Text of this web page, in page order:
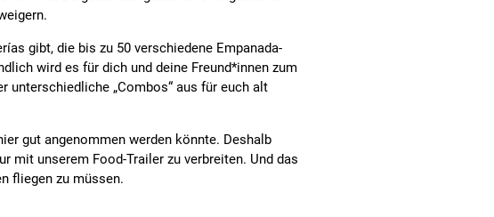
gibt, die bis zu 50 verschiedene Empanada-
wird es für dich und deine Freund*innen zum
unterschiedliche „Combos“ aus für euch alt
gut angenommen werden könnte. Deshalb
mit unserem Food-Trailer zu verbreiten. Und das
fliegen zu müssen.